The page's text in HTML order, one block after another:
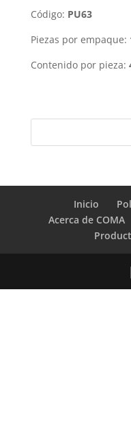
Código: PU63
Piezas por empaque:
Contenido por pieza:
Inicio
Acerca de COMA